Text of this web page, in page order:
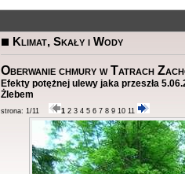
Klimat, Skały i Wody
Oberwanie chmury w Tatrach
Efekty potężnej ulewy jaka przeszła
Żlebem
strona: 1/11 1 2 3 4 5 6 7 8 9 10 11